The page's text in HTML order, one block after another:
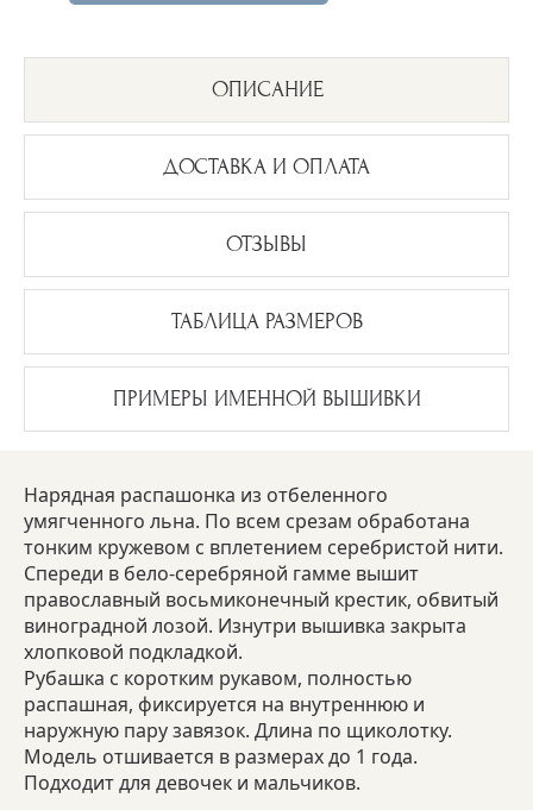
ОПИСАНИЕ
ДОСТАВКА И ОПЛАТА
ПРИМЕРЫ ИМЕННОЙ ВЫШИВКИ
ТАБЛИЦА РАЗМЕРОВ
ОТЗЫВЫ
Нарядная распашонка из отбеленного
умягченного льна. По всем срезам обработана
тонким кружевом с вплетением серебристой нити.
Спереди в бело-серебряной гамме вышит
православный восьмиконечный крестик, обвитый
виноградной лозой. Изнутри вышивка закрыта
хлопковой подкладкой.
Рубашка с коротким рукавом, полностью
распашная, фиксируется на внутреннюю и
наружную пару завязок. Длина по щиколотку.
Модель отшивается в размерах до 1 года.
Подходит для девочек и мальчиков.